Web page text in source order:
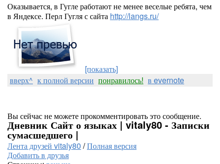
Оказывается, в Гугле работают не менее веселые ребята, чем
в Яндексе. Перл Гугля с сайта http://langs.ru/
[показать]
вверх^ к полной версии понравилось! в evernote
Вы сейчас не можете прокомментировать это сообщение.
Дневник Сайт о языках | vitaly80 - Записки
сумасшедшего |
Лента друзей vitaly80 /Полная версия
Добавить в друзья